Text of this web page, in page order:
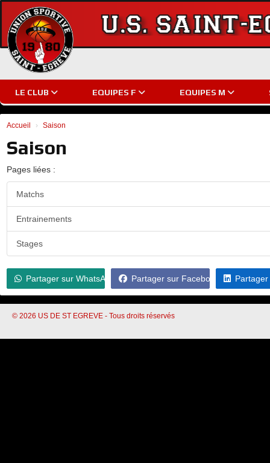
LE CLUB EQUIPES F EQUIPES M
Accueil Saison
Saison
Pages liées :
Matchs
Entrainements
Stages
Partager sur WhatsApp Partager sur Facebook
© 2026 US DE ST EGREVE - Tous droits réservés
Panneau de gestion des cookies